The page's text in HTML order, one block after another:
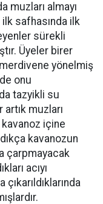
muzları almayı
safhasında ilk
sürekli
Üyeler birer
yönelmiş
onu
tazyikli su
muzları
kavanoz içine
kavanozun
çarpmayacak
acıyı